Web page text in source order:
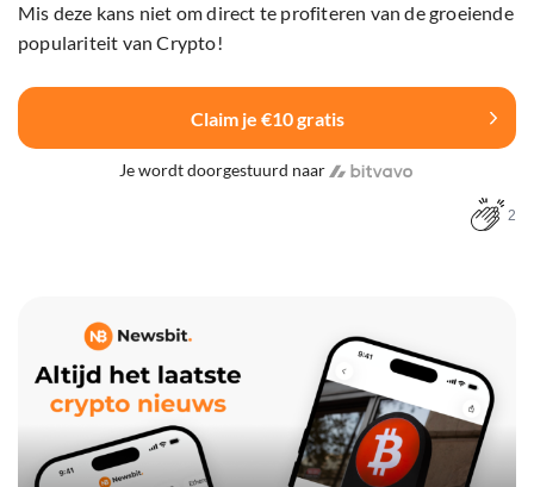
Mis deze kans niet om direct te profiteren van de groeiende
populariteit van Crypto!
Claim je €10 gratis
Je wordt doorgestuurd naar
2